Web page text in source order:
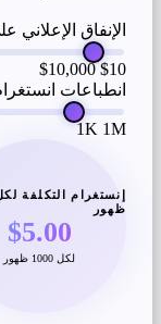
الإنفاق الإعلاني
$10
$10,000
انطباعات
1K 1M
إنستغرام التكلفة
ظهور
$5.00
لكل 1000 ظهور